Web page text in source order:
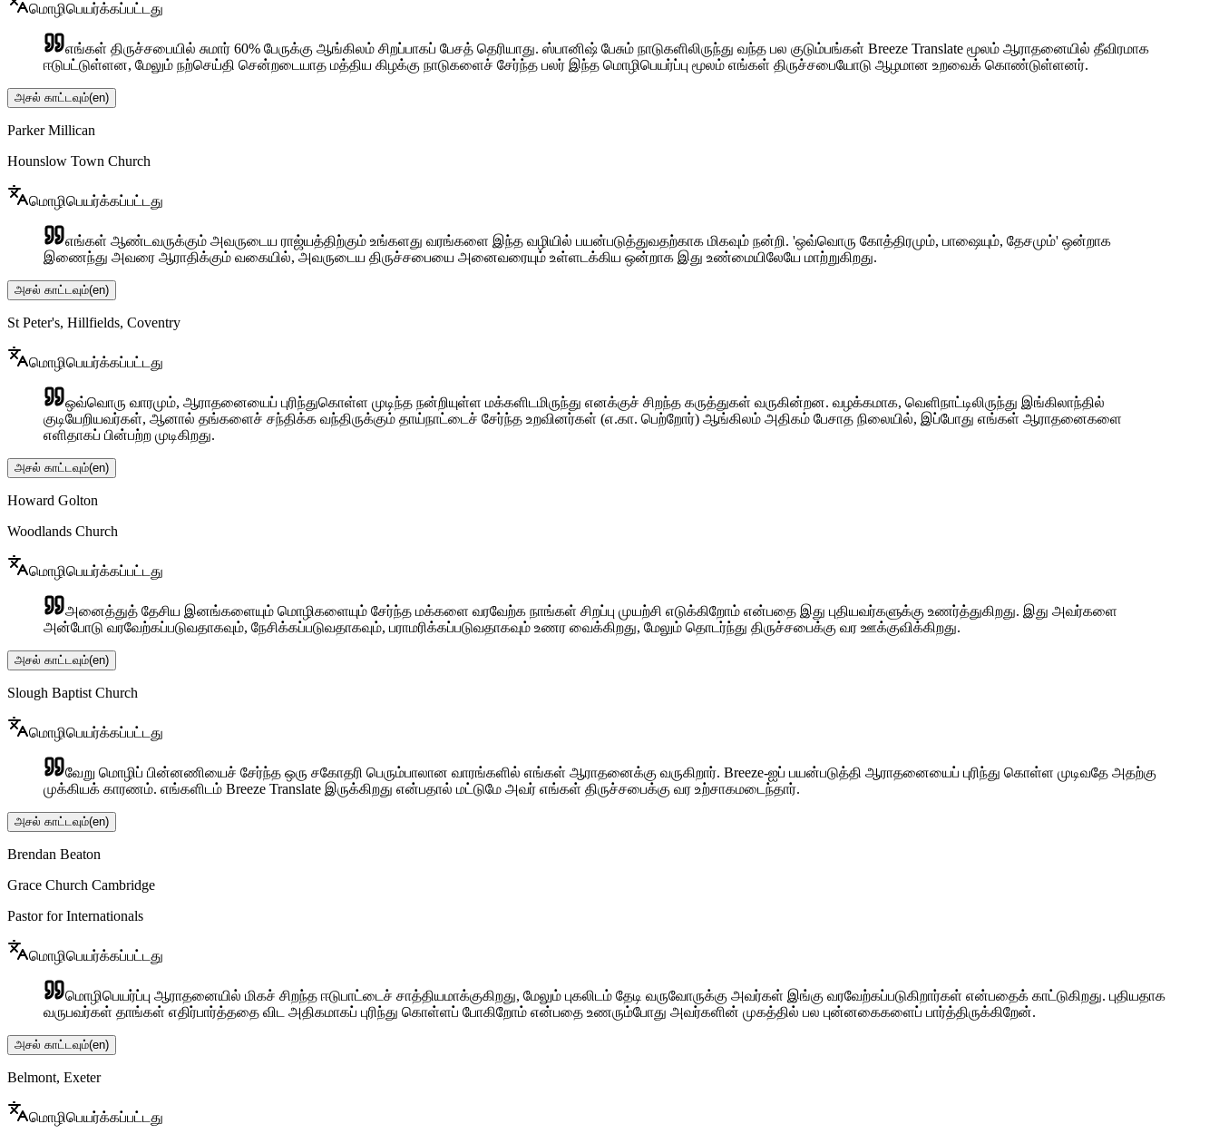
மொழிபெயர்க்கப்பட்டது
எங்கள் திருச்சபையில் சுமார் 60% பேருக்கு ஆங்கிலம் சிறப்பாகப் பேசத் தெரியாது. ஸ்பானிஷ் பேசும் நாடுகளிலிருந்து வந்த பல குடும்பங்கள் Breeze Translate மூலம் ஆராதனையில் தீவிரமாக
ஈடுபட்டுள்ளன, மேலும் நற்செய்தி சென்றடையாத மத்திய கிழக்கு நாடுகளைச் சேர்ந்த பலர் இந்த மொழிபெயர்ப்பு மூலம் எங்கள் திருச்சபையோடு ஆழமான உறவைக் கொண்டுள்ளனர்.
அசல் காட்டவும்(en)
Parker Millican
Hounslow Town Church
மொழிபெயர்க்கப்பட்டது
எங்கள் ஆண்டவருக்கும் அவருடைய ராஜ்யத்திற்கும் உங்களது வரங்களை இந்த வழியில் பயன்படுத்துவதற்காக மிகவும் நன்றி. 'ஒவ்வொரு கோத்திரமும், பாஷையும், தேசமும்' ஒன்றாக
இணைந்து அவரை ஆராதிக்கும் வகையில், அவருடைய திருச்சபையை அனைவரையும் உள்ளடக்கிய ஒன்றாக இது உண்மையிலேயே மாற்றுகிறது.
அசல் காட்டவும்(en)
St Peter's, Hillfields, Coventry
மொழிபெயர்க்கப்பட்டது
ஒவ்வொரு வாரமும், ஆராதனையைப் புரிந்துகொள்ள முடிந்த நன்றியுள்ள மக்களிடமிருந்து எனக்குச் சிறந்த கருத்துகள் வருகின்றன. வழக்கமாக, வெளிநாட்டிலிருந்து இங்கிலாந்தில்
குடியேறியவர்கள், ஆனால் தங்களைச் சந்திக்க வந்திருக்கும் தாய்நாட்டைச் சேர்ந்த உறவினர்கள் (எ.கா. பெற்றோர்) ஆங்கிலம் அதிகம் பேசாத நிலையில், இப்போது எங்கள் ஆராதனைகளை
எளிதாகப் பின்பற்ற முடிகிறது.
அசல் காட்டவும்(en)
Howard Golton
Woodlands Church
மொழிபெயர்க்கப்பட்டது
அனைத்துத் தேசிய இனங்களையும் மொழிகளையும் சேர்ந்த மக்களை வரவேற்க நாங்கள் சிறப்பு முயற்சி எடுக்கிறோம் என்பதை இது புதியவர்களுக்கு உணர்த்துகிறது. இது அவர்களை
அன்போடு வரவேற்கப்படுவதாகவும், நேசிக்கப்படுவதாகவும், பராமரிக்கப்படுவதாகவும் உணர வைக்கிறது, மேலும் தொடர்ந்து திருச்சபைக்கு வர ஊக்குவிக்கிறது.
அசல் காட்டவும்(en)
Slough Baptist Church
மொழிபெயர்க்கப்பட்டது
வேறு மொழிப் பின்னணியைச் சேர்ந்த ஒரு சகோதரி பெரும்பாலான வாரங்களில் எங்கள் ஆராதனைக்கு வருகிறார். Breeze-ஐப் பயன்படுத்தி ஆராதனையைப் புரிந்து கொள்ள முடிவதே அதற்கு
முக்கியக் காரணம். எங்களிடம் Breeze Translate இருக்கிறது என்பதால் மட்டுமே அவர் எங்கள் திருச்சபைக்கு வர உற்சாகமடைந்தார்.
அசல் காட்டவும்(en)
Brendan Beaton
Grace Church Cambridge
Pastor for Internationals
மொழிபெயர்க்கப்பட்டது
மொழிபெயர்ப்பு ஆராதனையில் மிகச் சிறந்த ஈடுபாட்டைச் சாத்தியமாக்குகிறது, மேலும் புகலிடம் தேடி வருவோருக்கு அவர்கள் இங்கு வரவேற்கப்படுகிறார்கள் என்பதைக் காட்டுகிறது. புதியதாக
வருபவர்கள் தாங்கள் எதிர்பார்த்ததை விட அதிகமாகப் புரிந்து கொள்ளப் போகிறோம் என்பதை உணரும்போது அவர்களின் முகத்தில் பல புன்னகைகளைப் பார்த்திருக்கிறேன்.
அசல் காட்டவும்(en)
Belmont, Exeter
மொழிபெயர்க்கப்பட்டது